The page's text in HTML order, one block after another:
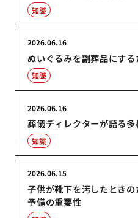
知識
ぬいぐるみを副葬品にす
2026.06.16
知識
葬儀ディレクターが語る
2026.06.16
知識
子供が靴下を汚したとき
予備の重要性
2026.06.15